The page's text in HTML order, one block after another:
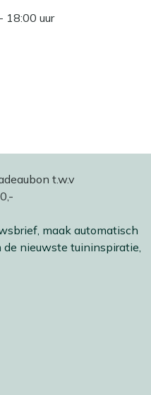
18:00 uur
maak automatisch
nieuwste tuininspiratie,